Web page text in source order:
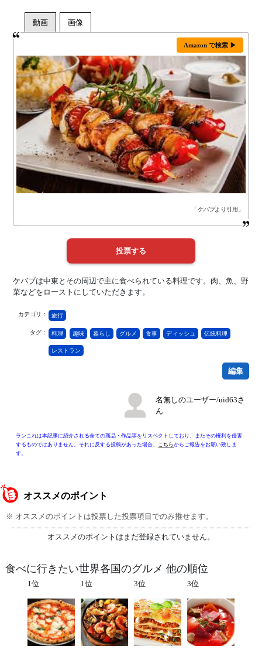
Amazon で検索 ▶
「ケバブより引用」
ケバブは中東とその周辺で主に食べられている料理です。肉、魚、野
菜などをローストにしていただきます。
カテゴリ： 旅行
タグ： 料理 趣味 暮らし グルメ 食事 ディッシュ 伝統料理
レストラン
編集
名無しのユーザー/uid63さ
ん
ランこれは本記事に紹介される全ての商品・作品等をリスペクトしており、またその権利を侵害
するものではありません。それに反する投稿があった場合、
こちらからご報告をお願い致しま
す。
オススメのポイント
※ オススメのポイントは投票した投票項目でのみ推せます。
オススメのポイントはまだ登録されていません。
食べに行きたい世界各国のグルメ 他の順位
1位 1位 3位 3位